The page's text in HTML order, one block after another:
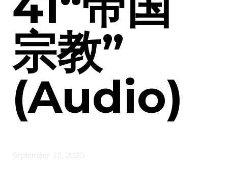
宗教”
(Audio)
September 12, 2020